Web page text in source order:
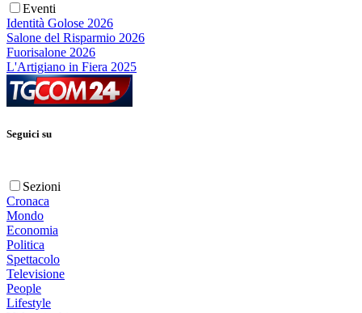
Eventi
Identità Golose 2026
Salone del Risparmio 2026
Fuorisalone 2026
L'Artigiano in Fiera 2025
Seguici su
Sezioni
Cronaca
Mondo
Economia
Politica
Spettacolo
Televisione
People
Lifestyle